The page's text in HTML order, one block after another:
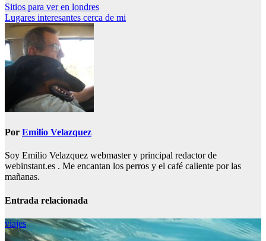
Navegación
de
entradas
Sitios para ver en londres
Lugares interesantes cerca de mi
Por Emilio Velazquez
Soy Emilio Velazquez webmaster y principal redactor de
webinstant.es . Me encantan los perros y el café caliente por las
mañanas.
Entrada relacionada
viajes